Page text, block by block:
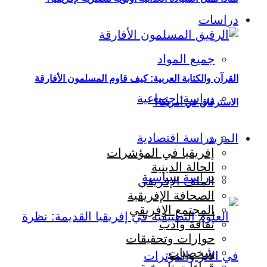
دراسات
جميع المواد
دراسة اجتماعية
دراسة اقتصادية
دراسة سياسية
القرآن والكتابة العربية: كيف قاوم المسلمون الأفارقة
الاسترقاق في أمريكا؟
المزيد
إفريقيا في المؤشرات
الحالة الدينية
الملف الإفريقي
الصحافة الإفريقية
المجتمع الإفريقي
ثقافة وأدب
حوارات وتحقيقات
شخصيات